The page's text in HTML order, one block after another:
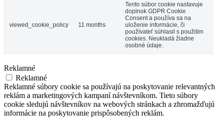
viewed_cookie_policy 11 months
Tento súbor cookie nastavuje
doplnok GDPR Cookie
Consent a používa sa na
uloženie informácie, či
používateľ súhlasil s použitím
cookies. Neukladá žiadne
osobné údaje.
Reklamné
Reklamné
Reklamné súbory cookie sa používajú na poskytovanie relevantných
reklám a marketingových kampaní návštevníkom. Tieto súbory
cookie sledujú návštevníkov na webových stránkach a zhromažďujú
informácie na poskytovanie prispôsobených reklám.